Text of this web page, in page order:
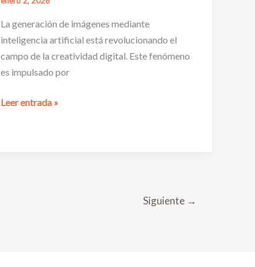
La generación de imágenes mediante
inteligencia artificial está revolucionando el
campo de la creatividad digital. Este fenómeno
es impulsado por
Desvelando
Leer entrada »
Siguiente →